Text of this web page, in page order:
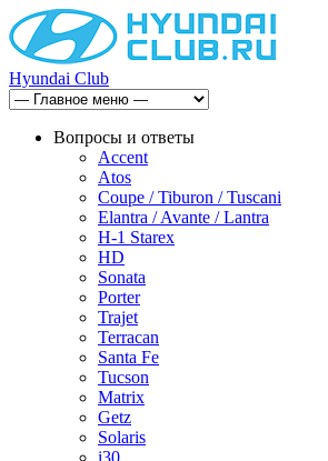
Hyundai Club
Вопросы и ответы
Accent
Atos
Coupe / Tiburon / Tuscani
Elantra / Avante / Lantra
H-1 Starex
HD
Sonata
Porter
Trajet
Terracan
Santa Fe
Tucson
Matrix
Getz
Solaris
i30